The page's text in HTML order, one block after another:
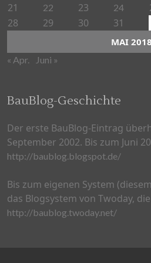
MAI 2018
21
22 23 24
28
29 30 31
« Apr. Juni »
BauBlog-Geschichte
Der erste BauBlog-Eintrag
September 2002. Bis zum Juni
http://baublog.blogspot.de/
Bis zum eigenen System
das Blogsystem von Twoday,
http://baublog.twoday.net/